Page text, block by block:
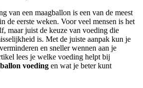
van een maagballon is een van de meest
de eerste weken. Voor veel mensen is het
maar juist de keuze van voeding die
is. Met de juiste aanpak kun je
en sneller wennen aan je
lees je welke voeding helpt bij
voeding en wat je beter kunt